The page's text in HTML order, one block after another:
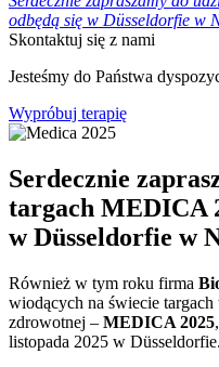
odbędą się w Düsseldorfie w
Skontaktuj się z nami
Jesteśmy do Państwa
Wypróbuj terapię
Serdecznie
targach MEDICA
w Düsseldorfie w
Również w tym roku firma
wiodących na świecie
zdrowotnej – MEDICA 2025
listopada 2025 w Düsseldorfie.